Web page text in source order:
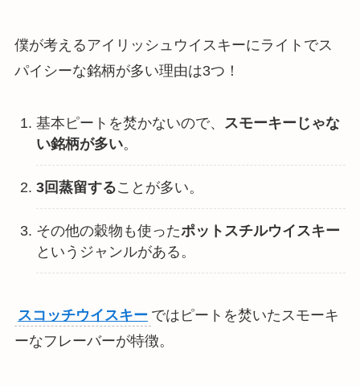
僕が考えるアイリッシュウイスキーにライトでス
パイシーな銘柄が多い理由は3つ！
基本ピートを焚かないので、
スモーキーじゃな
い銘柄が多い。
3回蒸留することが多い。
その他の穀物も使ったポットスチルウイスキー
というジャンルがある。
スコッチウイスキー ではピートを焚いたスモーキ
ーなフレーバーが特徴。